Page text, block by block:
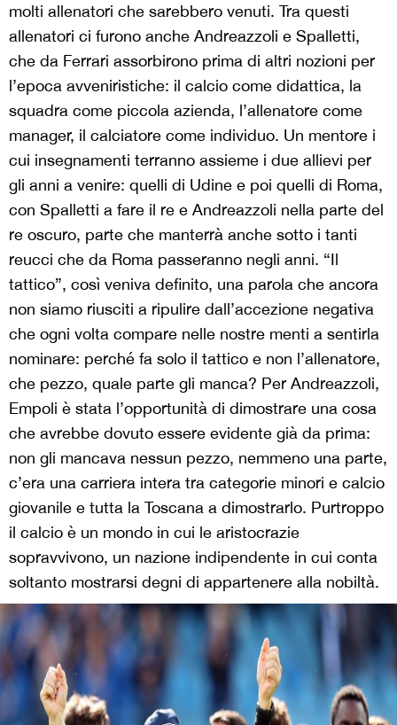
molti allenatori che sarebbero venuti. Tra questi
allenatori ci furono anche Andreazzoli e Spalletti,
che da Ferrari assorbirono prima di altri nozioni per
l’epoca avveniristiche: il calcio come didattica, la
squadra come piccola azienda, l’allenatore come
manager, il calciatore come individuo. Un mentore i
cui insegnamenti terranno assieme i due allievi per
gli anni a venire: quelli di Udine e poi quelli di Roma,
con Spalletti a fare il re e Andreazzoli nella parte del
re oscuro, parte che manterrà anche sotto i tanti
reucci che da Roma passeranno negli anni. “Il
tattico”, così veniva definito, una parola che ancora
non siamo riusciti a ripulire dall’accezione negativa
che ogni volta compare nelle nostre menti a sentirla
nominare: perché fa solo il tattico e non l’allenatore,
che pezzo, quale parte gli manca? Per Andreazzoli,
Empoli è stata l’opportunità di dimostrare una cosa
che avrebbe dovuto essere evidente già da prima:
non gli mancava nessun pezzo, nemmeno una parte,
c’era una carriera intera tra categorie minori e calcio
giovanile e tutta la Toscana a dimostrarlo. Purtroppo
il calcio è un mondo in cui le aristocrazie
sopravvivono, un nazione indipendente in cui conta
soltanto mostrarsi degni di appartenere alla nobiltà.